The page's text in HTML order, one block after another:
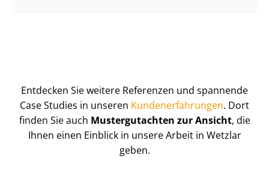
Entdecken Sie weitere Referenzen und spannende
Case Studies in unseren Kun­de­n­er­fah­run­gen. Dort
finden Sie auch Mustergutachten zur Ansicht, die
Ihnen einen Einblick in unsere Arbeit in Wetzlar
geben.